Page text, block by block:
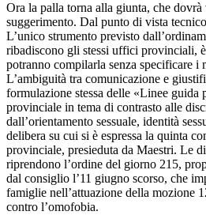
Ora la palla torna alla giunta, che dovrà
suggerimento. Dal punto di vista
L’unico strumento previsto
ribadiscono gli stessi uffici provinciali,
potranno compilarla senza specificare i
L’ambiguità tra comunicazione e
formulazione stessa delle «Linee guida
provinciale in tema di contrasto alle
dall’orientamento sessuale, identità
delibera su cui si è espressa la quinta
provinciale, presieduta da Maestri. Le
riprendono l’ordine del giorno 215,
dal consiglio l’11 giugno scorso, che
famiglie nell’attuazione della mozione
contro l’omofobia.